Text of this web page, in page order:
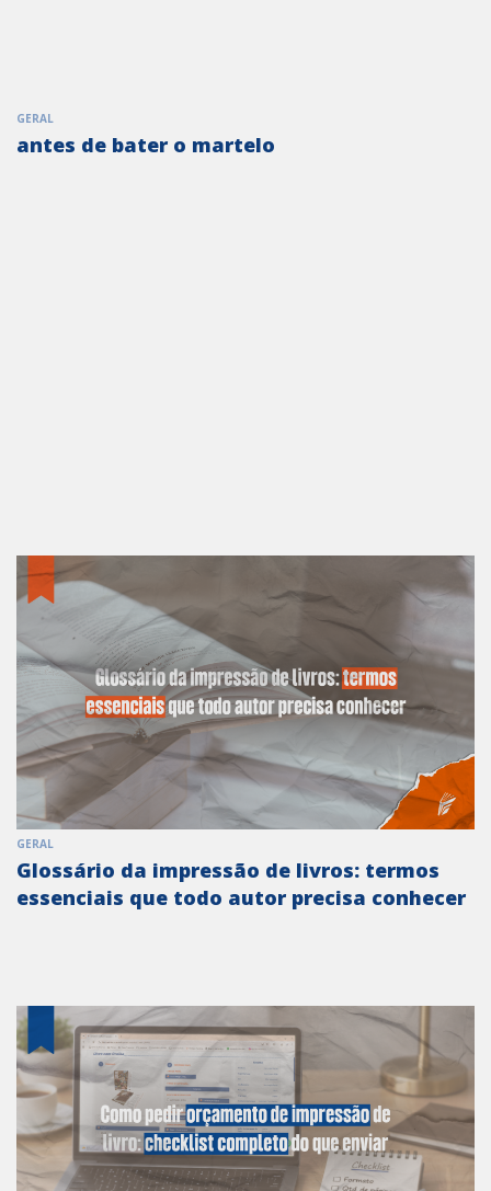
GERAL
antes de bater o martelo
GERAL
Glossário da impressão de livros: termos
essenciais que todo autor precisa conhecer